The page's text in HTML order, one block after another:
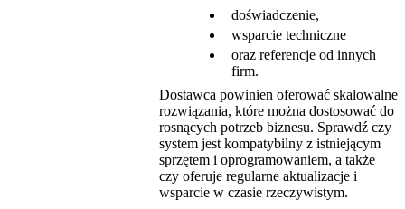
doświadczenie,
wsparcie techniczne
oraz referencje od innych
firm.
Dostawca powinien oferować skalowalne
rozwiązania, które można dostosować do
rosnących potrzeb biznesu. Sprawdź czy
system jest kompatybilny z istniejącym
sprzętem i oprogramowaniem, a także
czy oferuje regularne aktualizacje i
wsparcie w czasie rzeczywistym.